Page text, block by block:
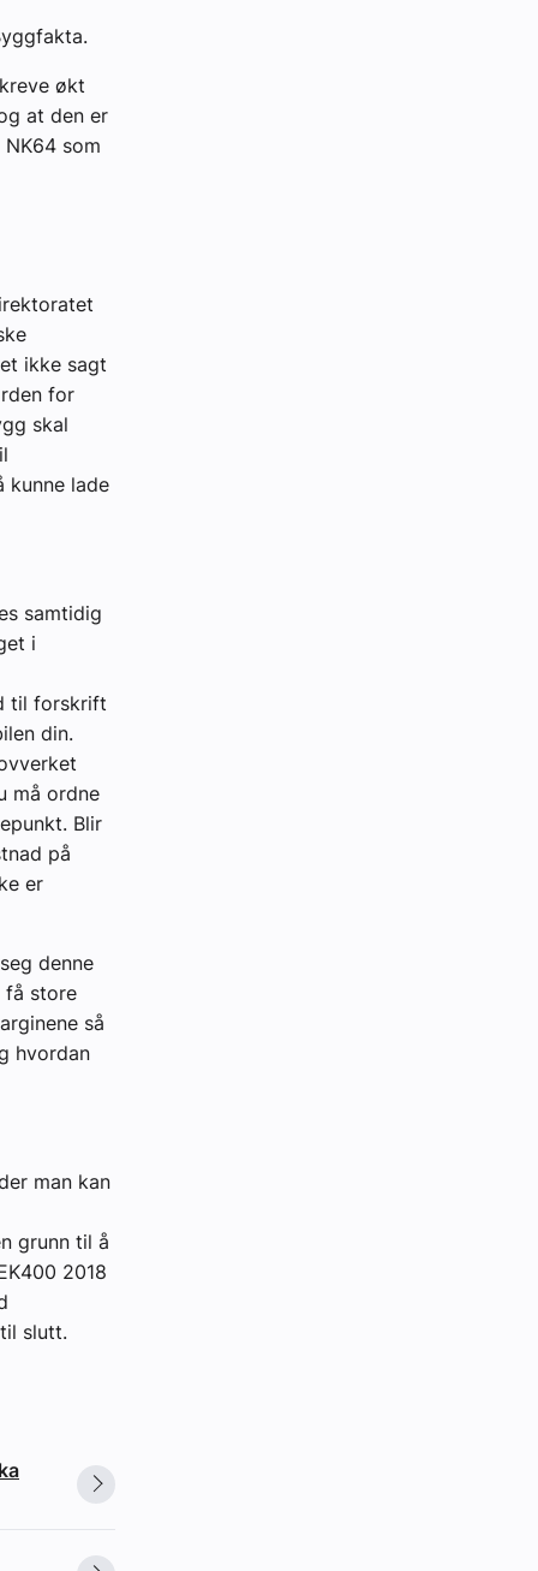
økt
at den er
som
ikke sagt
for
skal
kunne lade
samtidig
i
til forskrift
din.
må ordne
Blir
på
er
denne
få store
så
hvordan
man kan
grunn til å
2018
slutt.